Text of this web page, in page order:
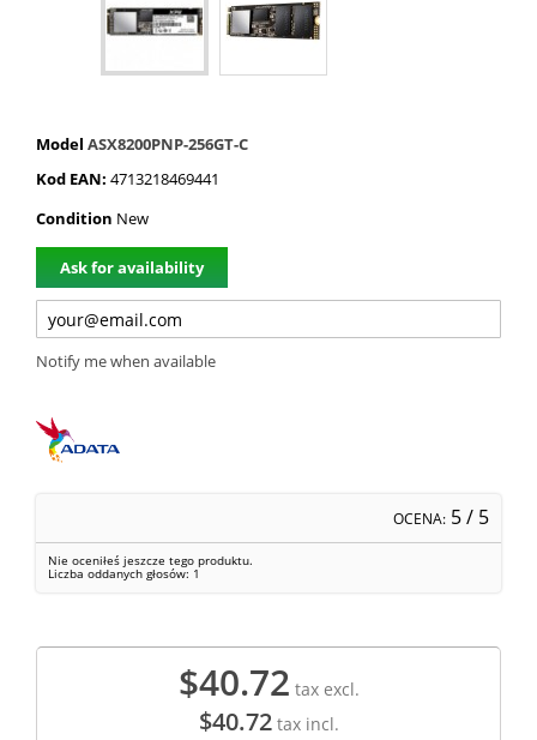
Model ASX8200PNP-256GT-C
Kod EAN: 4713218469441
Condition New
Ask for availability
Notify me when available
OCENA: 5/ 5
Nie oceniłeś jeszcze tego produktu.
Liczba oddanych głosów: 1
$40.72 tax excl.
$40.72tax incl.